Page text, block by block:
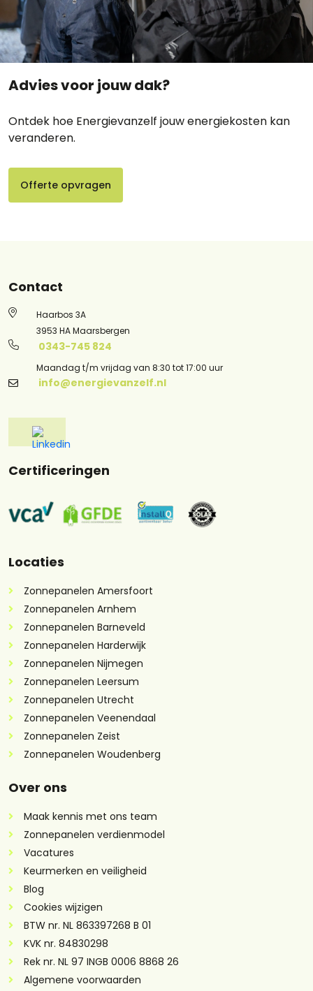
Advies voor jouw dak?
Ontdek hoe Energievanzelf jouw energiekosten kan
veranderen.
Offerte opvragen
Contact
Haarbos 3A
3953 HA Maarsbergen
0343-745 824
Maandag t/m vrijdag van 8:30 tot 17:00 uur
info@energievanzelf.nl
Certificeringen
Locaties
Zonnepanelen Amersfoort
Zonnepanelen Arnhem
Zonnepanelen Barneveld
Zonnepanelen Harderwijk
Zonnepanelen Nijmegen
Zonnepanelen Leersum
Zonnepanelen Utrecht
Zonnepanelen Veenendaal
Zonnepanelen Zeist
Zonnepanelen Woudenberg
Over ons
Maak kennis met ons team
Zonnepanelen verdienmodel
Vacatures
Keurmerken en veiligheid
Blog
Cookies wijzigen
BTW nr. NL 863397268 B 01
KVK nr. 84830298
Rek nr. NL 97 INGB 0006 8868 26
Algemene voorwaarden